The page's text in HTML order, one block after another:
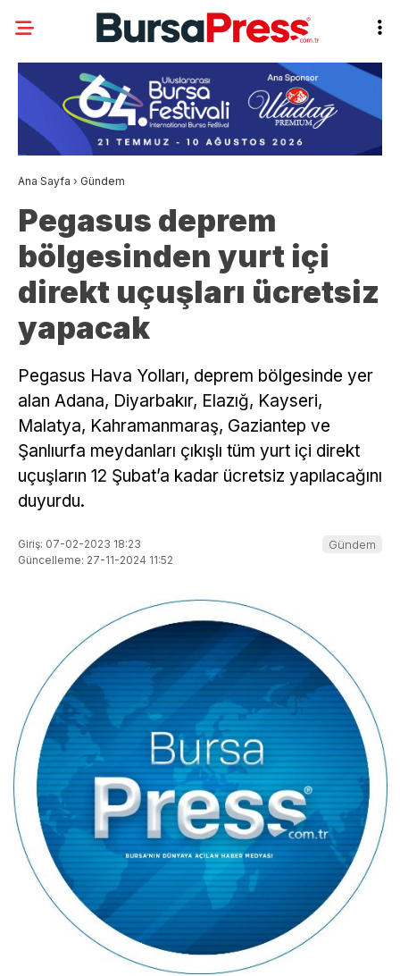
Ana Sayfa › Gündem
Pegasus deprem
bölgesinden yurt içi
direkt uçuşları ücretsiz
yapacak
Pegasus Hava Yolları, deprem bölgesinde yer
alan Adana, Diyarbakır, Elazığ, Kayseri,
Malatya, Kahramanmaraş, Gaziantep ve
Şanlıurfa meydanları çıkışlı tüm yurt içi direkt
uçuşların 12 Şubat’a kadar ücretsiz yapılacağını
duyurdu.
Giriş: 07-02-2023 18:23
Güncelleme: 27-11-2024 11:52
Gündem